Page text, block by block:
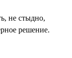
не стыдно,
решение.